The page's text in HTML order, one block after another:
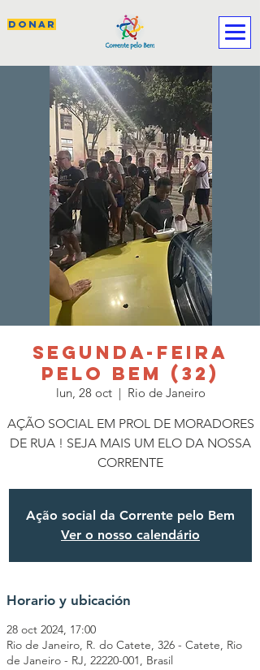
DONAR
SEGUNDA-FEIRA
PELO BEM (32)
lun, 28 oct
  |
Rio de Janeiro
AÇÃO SOCIAL EM PROL DE MORADORES
DE RUA ! SEJA MAIS UM ELO DA NOSSA
CORRENTE
Ação social da Corrente pelo Bem
Ver o nosso calendário
Horario y ubicación
28 oct 2024, 17:00
Rio de Janeiro, R. do Catete, 326 - Catete, Rio
de Janeiro - RJ, 22220-001, Brasil